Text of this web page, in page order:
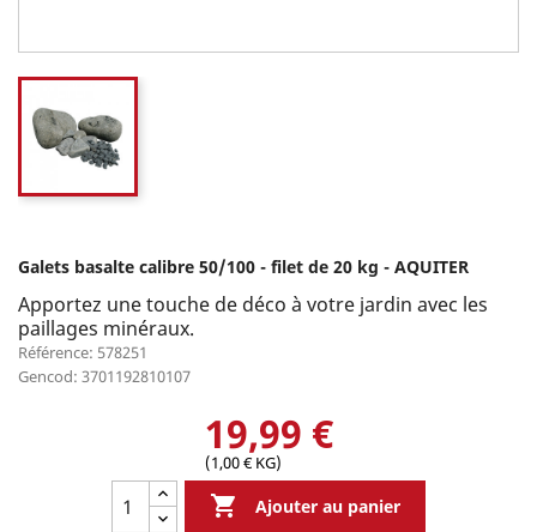
Galets basalte calibre 50/100 - filet de 20 kg - AQUITER
Apportez une touche de déco à votre jardin avec les
paillages minéraux.
Référence: 578251
Gencod: 3701192810107
19,99 €
(1,00 € KG)
 Ajouter au panier